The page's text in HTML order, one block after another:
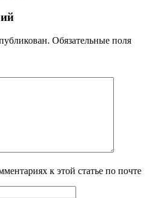
Обязательные поля
к этой статье по почте